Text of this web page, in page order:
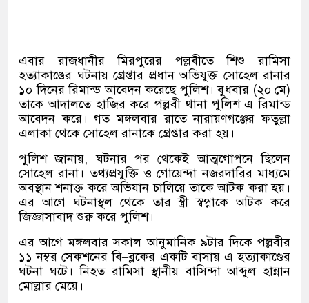
এবার রাজধানীর মিরপুরের পল্লবীতে শিশু রামিসা
হত্যাকাণ্ডের ঘটনায় গ্রেপ্তার প্রধান অভিযুক্ত সোহেল রানার
১০ দিনের রিমান্ড আবেদন করেছে পুলিশ। বুধবার (২০ মে)
তাকে আদালতে হাজির করে পল্লবী থানা পুলিশ এ রিমান্ড
আবেদন করে। গত মঙ্গলবার রাতে নারায়ণগঞ্জের ফতুল্লা
এলাকা থেকে সোহেল রানাকে গ্রেপ্তার করা হয়।
পুলিশ জানায়,ঘটনার পর থেকেই আত্মগোপনে ছিলেন
সোহেল রানা। তথ্যপ্রযুক্তি ও গোয়েন্দা নজরদারির মাধ্যমে
অবস্থান শনাক্ত করে অভিযান চালিয়ে তাকে আটক করা হয়।
এর আগে ঘটনাস্থল থেকে তার স্ত্রী স্বপ্নাকে আটক করে
জিজ্ঞাসাবাদ শুরু করে পুলিশ।
এর আগে মঙ্গলবার সকাল আনুমানিক ৯টার দিকে পল্লবীর
১১ নম্বর সেকশনের বি–ব্লকের একটি বাসায় এ হত্যাকাণ্ডের
ঘটনা ঘটে। নিহত রামিসা স্থানীয় বাসিন্দা আব্দুল হান্নান
মোল্লার মেয়ে।